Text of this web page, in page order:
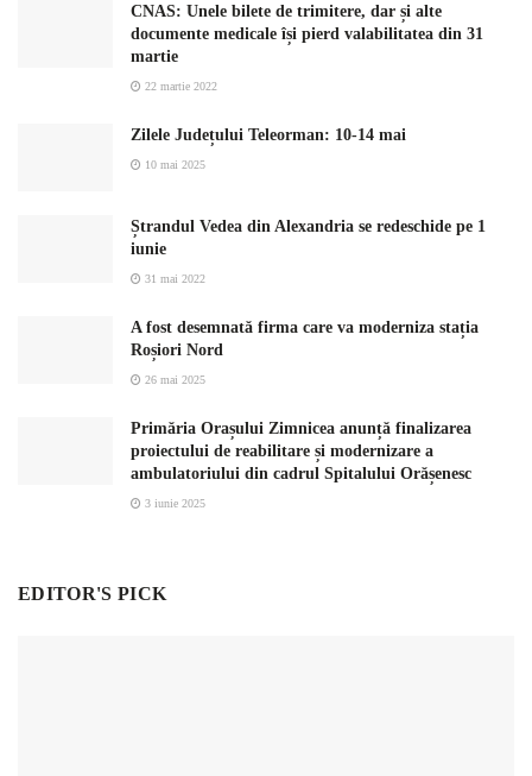
CNAS: Unele bilete de trimitere, dar și alte
documente medicale își pierd valabilitatea din 31
martie
22 martie 2022
Zilele Județului Teleorman: 10-14 mai
10 mai 2025
Ștrandul Vedea din Alexandria se redeschide pe 1
iunie
31 mai 2022
A fost desemnată firma care va moderniza stația
Roșiori Nord
26 mai 2025
Primăria Orașului Zimnicea anunță finalizarea
proiectului de reabilitare și modernizare a
ambulatoriului din cadrul Spitalului Orășenesc
3 iunie 2025
EDITOR'S PICK